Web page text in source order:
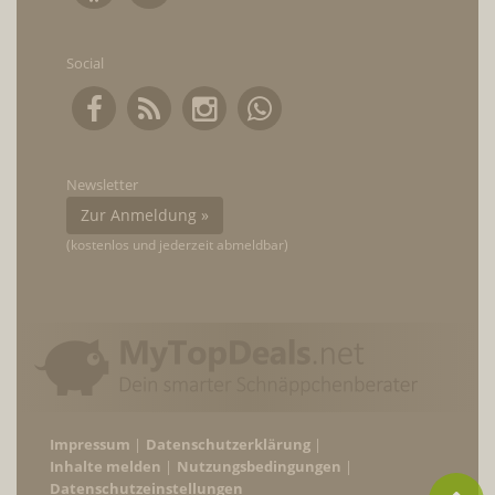
Social
Newsletter
Zur Anmeldung »
(kostenlos und jederzeit abmeldbar)
Impressum
Datenschutzerklärung
Inhalte melden
Nutzungsbedingungen
Datenschutzeinstellungen